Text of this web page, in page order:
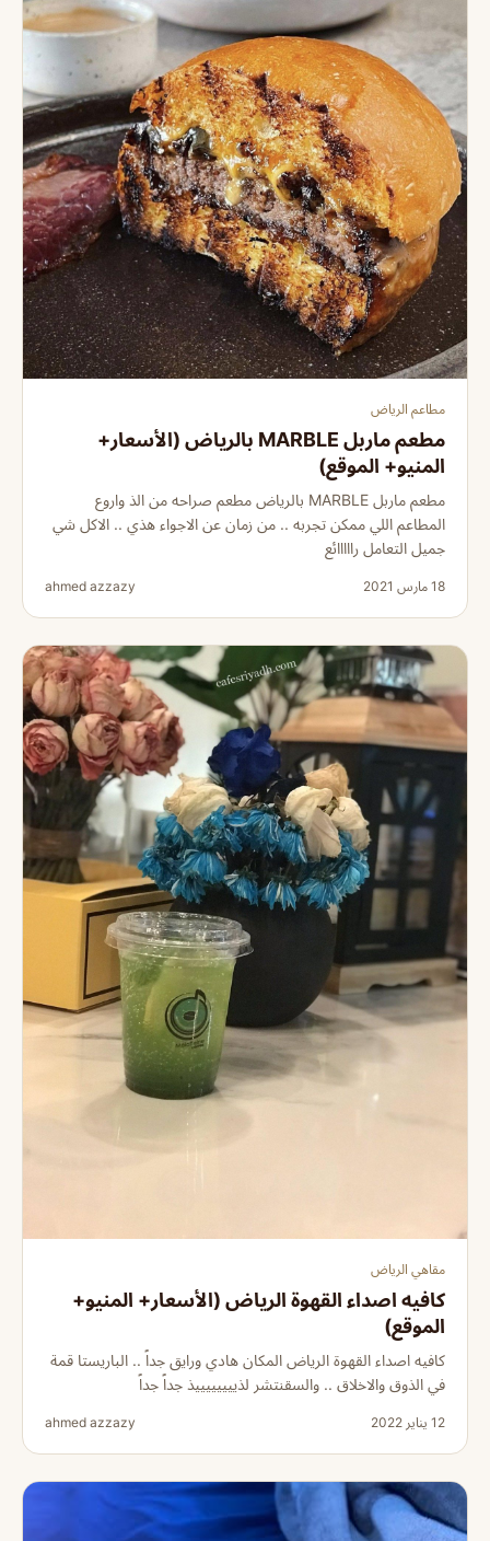
مطاعم الرياض
مطعم ماربل MARBLE بالرياض (الأسعار+
المنيو+ الموقع)
مطعم ماربل MARBLE بالرياض مطعم صراحه من الذ واروع
المطاعم اللي ممكن تجربه .. من زمان عن الاجواء هذي .. الاكل شي
جميل التعامل رااااائع
18 مارس 2021 ahmed azzazy
مقاهي الرياض
كافيه اصداء القهوة الرياض (الأسعار+ المنيو+
الموقع)
كافيه اصداء القهوة الرياض المكان هادي ورايق جداً .. الباريستا قمة
في الذوق والاخلاق .. والسقنتشر لذييييييييذ جداً جداً
12 يناير 2022 ahmed azzazy